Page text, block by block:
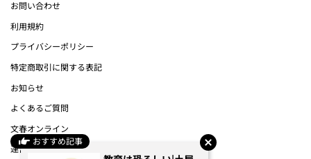
おすすめ記事
お問い合わせ
利用規約
プライバシーポリシー
特定商取引に関する表記
お知らせ
よくあるご質問
文春オンライン
運営会社